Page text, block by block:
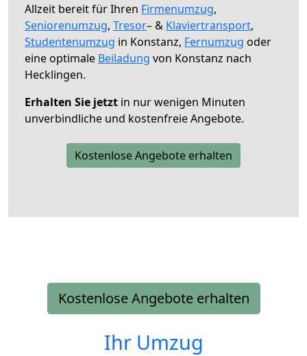
Allzeit bereit für Ihren Firmenumzug,
Seniorenumzug, Tresor– & Klaviertransport,
Studentenumzug in Konstanz, Fernumzug oder
eine optimale Beiladung von Konstanz nach
Hecklingen.
Erhalten Sie jetzt in nur wenigen Minuten
unverbindliche und kostenfreie Angebote.
Kostenlose Angebote erhalten
Kostenlose Angebote erhalten
Ihr Umzug